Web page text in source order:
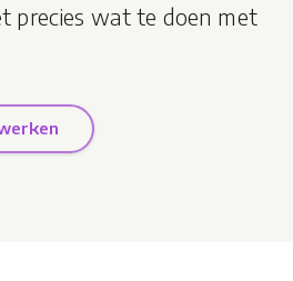
precies wat te doen met